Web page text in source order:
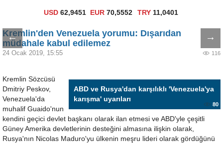
USD 62,9451 EUR 70,5552 TRY 11,0401
← →
Kremlin'den Venezuela yorumu: Dışarıdan
müdahale kabul edilemez
24 Ocak 2019, 15:55 116
ABD ve Rusya'dan karşılıklı 'Venezuela'ya
karışma' uyarıları
80
Kremlin Sözcüsü
Dmitriy Peskov,
Venezuela'da
muhalif Guaido'nun
kendini geçici devlet başkanı olarak ilan etmesi ve ABD'yle çeşitli
Güney Amerika devletlerinin desteğini almasına ilişkin olarak,
Rusya'nın Nicolas Maduro'yu ülkenin meşru lideri olarak gördüğünü